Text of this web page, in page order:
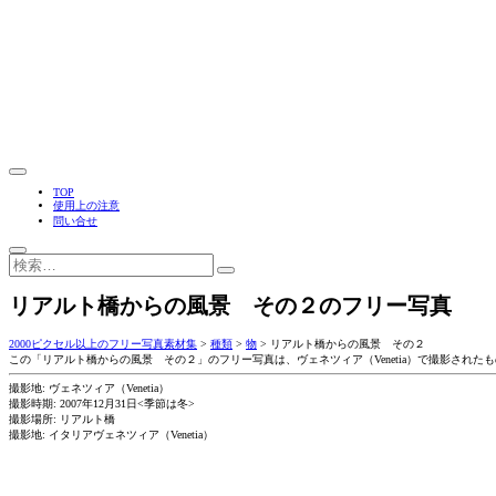
TOP
使用上の注意
問い合せ
リアルト橋からの風景 その２のフリー写真
2000ピクセル以上のフリー写真素材集 > 種類 > 物 > リアルト橋からの風景 その２
この「リアルト橋からの風景 その２」のフリー写真は、ヴェネツィア（Venetia）で撮影されたも
撮影地: ヴェネツィア（Venetia）
撮影時期: 2007年12月31日<季節は冬>
撮影場所: リアルト橋
撮影地: イタリアヴェネツィア（Venetia）